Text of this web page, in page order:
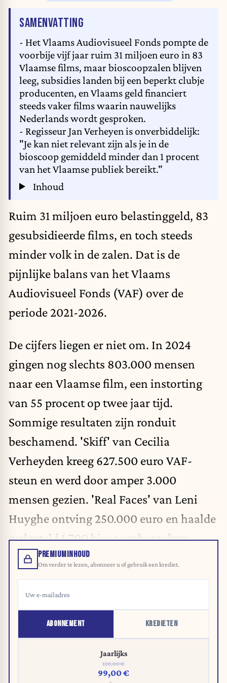
SAMENVATTING
- Het Vlaams Audiovisueel Fonds pompte de
voorbije vijf jaar ruim 31 miljoen euro in 83
Vlaamse films, maar bioscoopzalen blijven
leeg, subsidies landen bij een beperkt clubje
producenten, en Vlaams geld financiert
steeds vaker films waarin nauwelijks
Nederlands wordt gesproken.
- Regisseur Jan Verheyen is onverbiddelijk:
"Je kan niet relevant zijn als je in de
bioscoop gemiddeld minder dan 1 procent
van het Vlaamse publiek bereikt."
Inhoud
Ruim 31 miljoen euro belastinggeld, 83
gesubsidieerde films, en toch steeds
minder volk in de zalen. Dat is de
pijnlijke balans van het Vlaams
Audiovisueel Fonds (VAF) over de
periode 2021-2026.
De cijfers liegen er niet om. In 2024
gingen nog slechts 803.000 mensen
naar een Vlaamse film, een instorting
van 55 procent op twee jaar tijd.
Sommige resultaten zijn ronduit
beschamend. 'Skiff' van Cecilia
Verheyden kreeg 627.500 euro VAF-
steun en werd door amper 3.000
mensen gezien. 'Real Faces' van Leni
Huyghe ontving 250.000 euro en haalde
welgeteld 1.700 bioscoopbezoekers.
PREMIUMINHOUD
Om verder te lezen, abonneer u of gebruik een krediet.
ABONNEMENT KREDIETEN
Jaarlijks
120,00 €
99,00 €